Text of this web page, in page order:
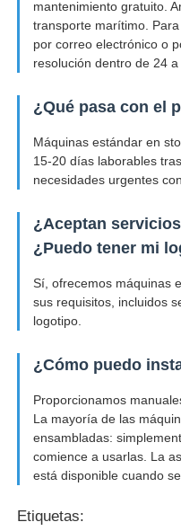
mantenimiento gratuito.
transporte marítimo.
por correo electrónico o
resolución dentro de 24 a
¿Qué pasa con el
Máquinas estándar en
15-20 días laborables
necesidades urgentes
¿Aceptan
¿Puedo tener mi
Sí, ofrecemos máquinas
sus requisitos, incluidos
logotipo.
¿Cómo puedo
Proporcionamos
La mayoría de las
ensambladas:
comience a usarlas. La
está disponible cuando
Etiquetas: